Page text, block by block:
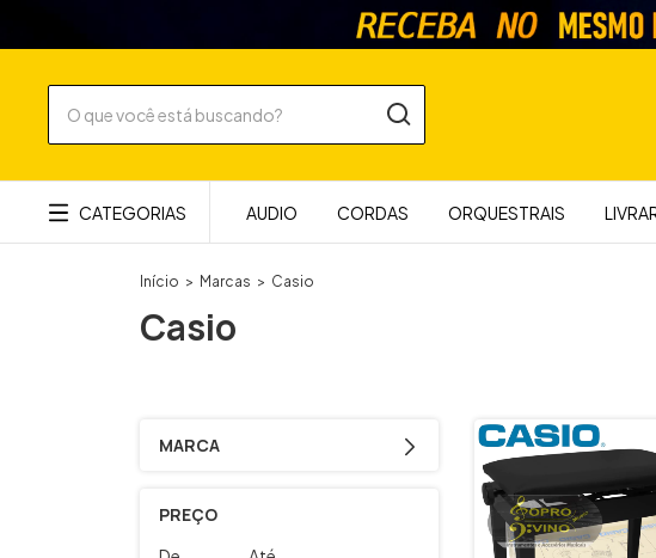
CATEGORIAS AUDIO CORDAS ORQUESTRAIS
Início > Marcas > Casio
Casio
MARCA
PREÇO